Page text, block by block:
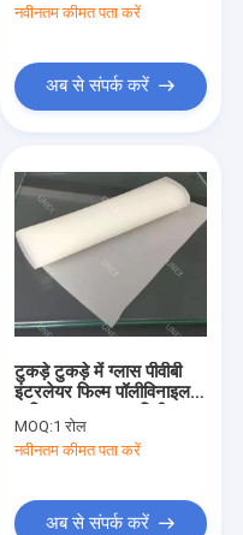
नवीनतम कीमत पता करें
अब से संपर्क करें
टुकड़े टुकड़े में ग्लास पीवीबी
इंटरलेयर फिल्म पॉलीविनाइल
ब्यूटिरल राल 0.76 मिमी
MOQ:1 रोल
नवीनतम कीमत पता करें
अब से संपर्क करें